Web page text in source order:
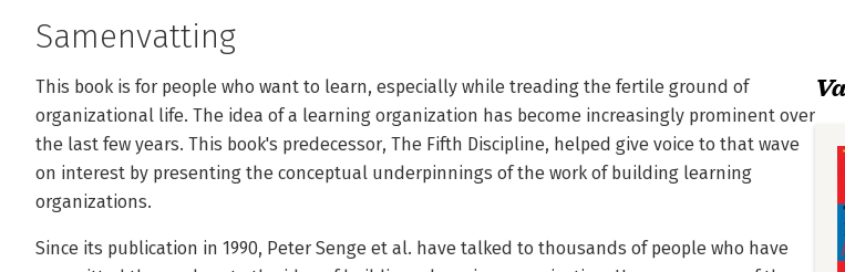
Samenvatting
This book is for people who want to learn, especially while treading the fertile ground of
organizational life. The idea of a learning organization has become increasingly prominent over
the last few years. This book's predecessor, The Fifth Discipline, helped give voice to that wave
on interest by presenting the conceptual underpinnings of the work of building learning
organizations.
Since its publication in 1990, Peter Senge et al. have talked to thousands of people who have